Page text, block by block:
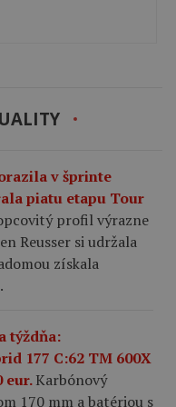
v šprinte
piatu etapu Tour
profil výrazne
Reusser si udržala
získala
týždňa:
177 C:62 TM 600X
eur.Karbónový
170 mm a batériou s